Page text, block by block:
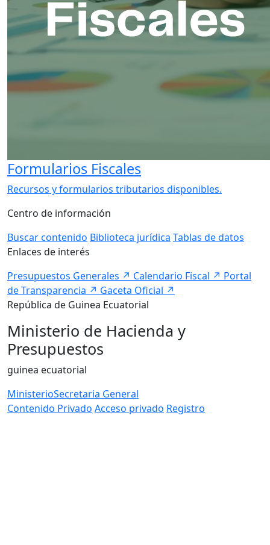
Formularios Fiscales
Recursos y formularios tributarios disponibles.
Centro de información
Buscar contenido Biblioteca jurídica Tablas de datos
Enlaces de interés
Presupuestos Generales ↗ Calendario Fiscal ↗ Portal
de Transparencia ↗ Gaceta Oficial ↗
República de Guinea Ecuatorial
Ministerio de Hacienda y
Presupuestos
guinea ecuatorial
MinisterioSecretaria General
Contenido Privado Acceso privado Registro